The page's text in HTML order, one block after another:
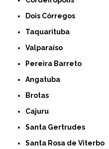
Dois Córregos
Taquarituba
Valparaíso
Pereira Barreto
Angatuba
Brotas
Cajuru
Santa Gertrudes
Santa Rosa de Viterbo